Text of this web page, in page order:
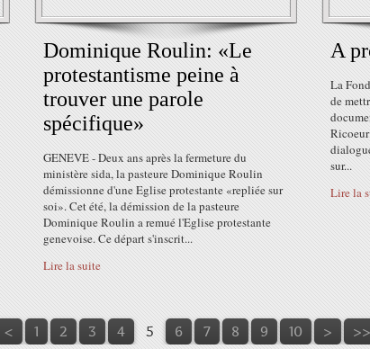
Dominique Roulin: «Le
protestantisme peine à
trouver une parole
spécifique»
GENEVE - Deux ans après la fermeture du
ministère sida, la pasteure Dominique Roulin
démissionne d'une Eglise protestante «repliée sur
soi». Cet été, la démission de la pasteure
Dominique Roulin a remué l'Eglise protestante
genevoise. Ce départ s'inscrit...
Lire la suite
A
La
de
sur...
Lire la
< 1 2 3 4 5 6 7 8 9 10 > >>